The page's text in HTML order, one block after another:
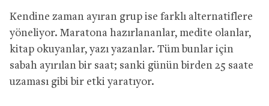
Kendine zaman ayıran grup ise farklı alternatiflere
yöneliyor. Maratona hazırlananlar, medite olanlar,
kitap okuyanlar, yazı yazanlar. Tüm bunlar için
sabah ayırılan bir saat; sanki günün birden 25 saate
uzaması gibi bir etki yaratıyor.